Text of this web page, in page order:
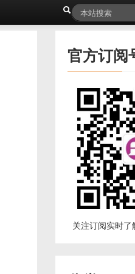
官方订阅
关注订阅实时